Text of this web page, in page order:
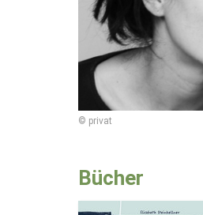
© privat
Bücher